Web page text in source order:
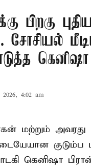
பிறகு
கெனிஷா
4:02 am
மற்றும்
குடும்ப
கெனிஷா